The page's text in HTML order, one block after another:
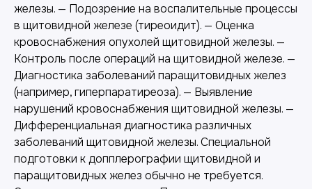
железы. — Подозрение на воспалительные процессы
в щитовидной железе (тиреоидит). — Оценка
кровоснабжения опухолей щитовидной железы. —
Контроль после операций на щитовидной железе. —
Диагностика заболеваний паращитовидных желез
(например, гиперпаратиреоза). — Выявление
нарушений кровоснабжения щитовидной железы. —
Дифференциальная диагностика различных
заболеваний щитовидной железы. Специальной
подготовки к допплерографии щитовидной и
паращитовидных желез обычно не требуется.